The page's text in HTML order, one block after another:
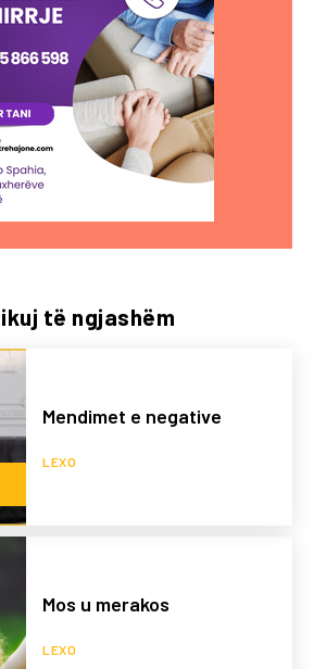
të ngjashëm
Mendimet e negative
LEXO
Mos u merakos
LEXO